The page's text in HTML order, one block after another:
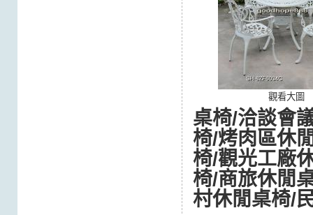
觀看大圖
桌椅/洽談會
椅/烤肉區休
椅/觀光工廠
椅/商旅休閒
村休閒桌椅/